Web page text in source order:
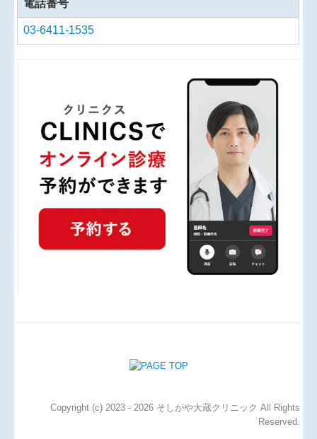
電話番号
03-6411-1535
XBB1.5対応 一価ワクチン）接種をはじめます。接種
券が届いている16歳以上の方が対象です。
電話や当院窓口でのご予約を受け付けしておりませ
世田谷区｜新型コロナワクチン接種インフォメーショ
ン (vaccine-info-setagaya.org)
https://vaccine-info-setagaya.org
インターネット環境にない方は、世田谷区新型コロナ
にお電話ください。
（当院が表示されない場合にはすでに予約枠が埋まっ
ているということです。）
接種予約をキャンセルする場合には必ず前日までに予
◆2023/10/3（火）からインフルエンザワクチン接種を
で、もしくは14：30から16：45までに直接ご来院くだ
すでに当院でのコロナワクチンの接種予約のある方は
Copyright (c) 2023 - 2026 そしがや大蔵クリニック All Rights
Reserved.